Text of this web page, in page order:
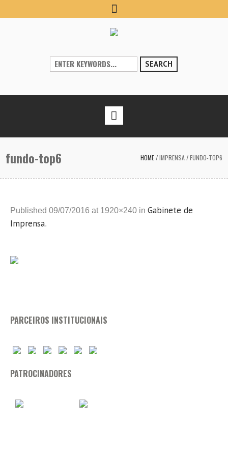
SEARCH
fundo-top6 HOME/IMPRENSA/FUNDO-TOP6
Published 09/07/2016 at 1920×240 in Gabinete de
Imprensa.
PARCEIROS INSTITUCIONAIS
PATROCINADORES